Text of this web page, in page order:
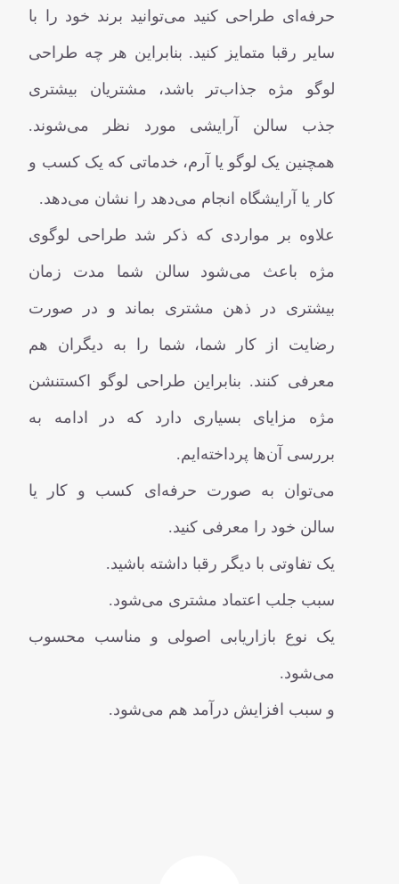
حرفه‌ای طراحی کنید می‌توانید برند خود را با
سایر رقبا متمایز کنید. بنابراین هر چه طراحی
لوگو مژه جذاب‌تر باشد، مشتریان بیشتری
جذب سالن آرایشی مورد نظر می‌شوند.
همچنین یک لوگو یا آرم، خدماتی که یک کسب و
کار یا آرایشگاه انجام می‌دهد را نشان می‌دهد.
علاوه بر مواردی که ذکر شد طراحی لوگوی
مژه باعث می‌شود سالن شما مدت زمان
بیشتری در ذهن مشتری بماند و در صورت
رضایت از کار شما، شما را به دیگران هم
معرفی کنند. بنابراین طراحی لوگو اکستنشن
مژه مزایای بسیاری دارد که در ادامه به
بررسی آن‌ها پرداخته‌ایم.
می‌توان به صورت حرفه‌ای کسب و کار یا
سالن خود را معرفی کنید.
یک تفاوتی با دیگر رقبا داشته باشید.
سبب جلب اعتماد مشتری می‌شود.
یک نوع بازاریابی اصولی و مناسب محسوب
می‌شود.
و سبب افزایش درآمد هم می‌شود.